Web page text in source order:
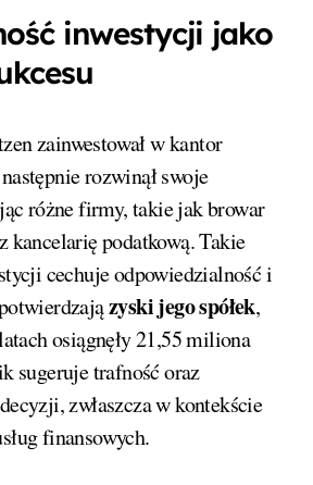
inwestycji jako
zainwestował w kantor
rozwinął swoje
różne firmy, takie jak browar
kancelarię podatkową. Takie
cechuje odpowiedzialność i
zyski jego spółek,
osiągnęły 21,55 miliona
sugeruje trafność oraz
zwłaszcza w kontekście
finansowych.